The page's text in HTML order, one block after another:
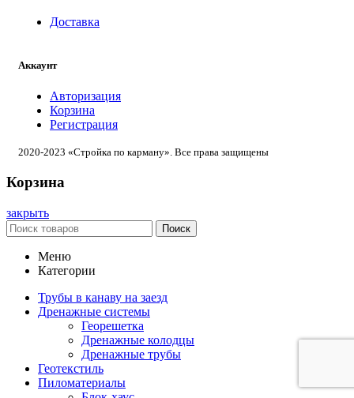
Доставка
Аккаунт
Авторизация
Корзина
Регистрация
2020-2023 «Стройка по карману». Все права защищены
Корзина
закрыть
Поиск
Меню
Категории
Трубы в канаву на заезд
Дренажные системы
Георешетка
Дренажные колодцы
Дренажные трубы
Геотекстиль
Пиломатериалы